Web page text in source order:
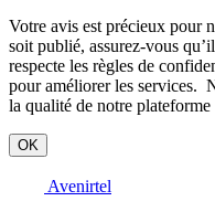
Votre avis est précieux pour
soit publié, assurez-vous
respecte les règles de
pour améliorer les services.
la qualité de notre plateforme
OK
Avenirtel